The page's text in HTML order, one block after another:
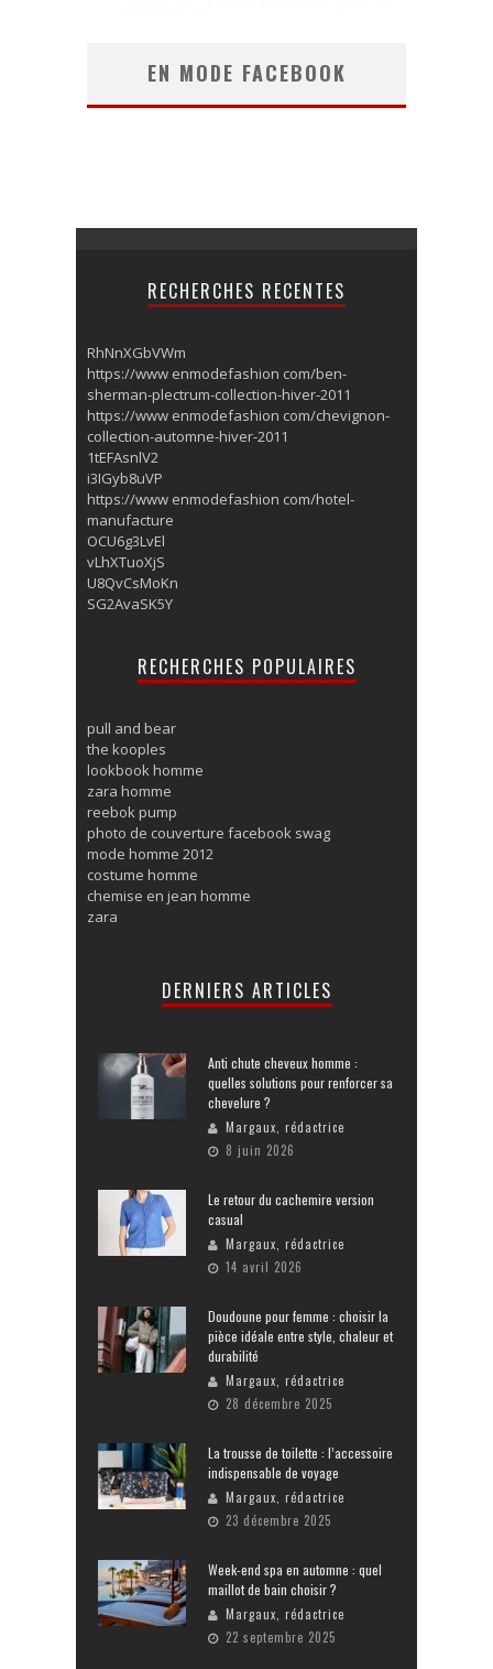
EN MODE FACEBOOK
RECHERCHES RECENTES
RhNnXGbVWm
https://www enmodefashion com/ben-
sherman-plectrum-collection-hiver-2011
https://www enmodefashion com/chevignon-
collection-automne-hiver-2011
1tEFAsnlV2
i3IGyb8uVP
https://www enmodefashion com/hotel-
manufacture
OCU6g3LvEl
vLhXTuoXjS
U8QvCsMoKn
SG2AvaSK5Y
RECHERCHES POPULAIRES
pull and bear
the kooples
lookbook homme
zara homme
reebok pump
photo de couverture facebook swag
mode homme 2012
costume homme
chemise en jean homme
zara
DERNIERS ARTICLES
Anti chute cheveux homme :
quelles solutions pour renforcer sa
chevelure ?
Margaux, rédactrice
8 juin 2026
Le retour du cachemire version
casual
Margaux, rédactrice
14 avril 2026
Doudoune pour femme : choisir la
pièce idéale entre style, chaleur et
durabilité
Margaux, rédactrice
28 décembre 2025
La trousse de toilette : l’accessoire
indispensable de voyage
Margaux, rédactrice
23 décembre 2025
Week-end spa en automne : quel
maillot de bain choisir ?
Margaux, rédactrice
22 septembre 2025